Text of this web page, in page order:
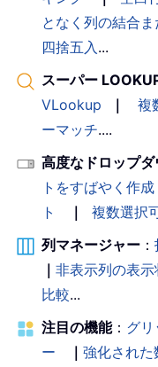
となく列の結合
四捨五入...
スーパー
VLookup
｜ 複
ーマッチ....
高度なドロップダ
トをすばやく作成
ト
｜ 複数選択
列マネージャー ：
｜ 非表示列の表示
比較...
注目の機能： グ
ー
｜ 強化された